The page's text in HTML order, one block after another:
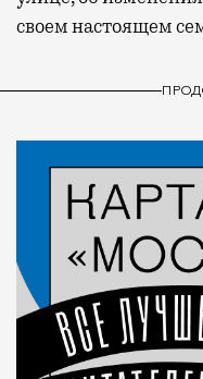
своем настоящем